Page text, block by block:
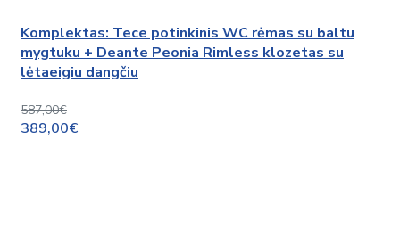
Komplektas: Tece potinkinis WC rėmas su baltu
mygtuku + Deante Peonia Rimless klozetas su
lėtaeigiu dangčiu
587,00€
389,00€